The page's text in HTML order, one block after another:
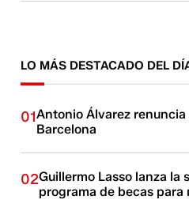
LO MÁS DESTACADO DEL
01Antonio Álvarez
Barcelona
02Guillermo Lasso lanza la
programa de becas para